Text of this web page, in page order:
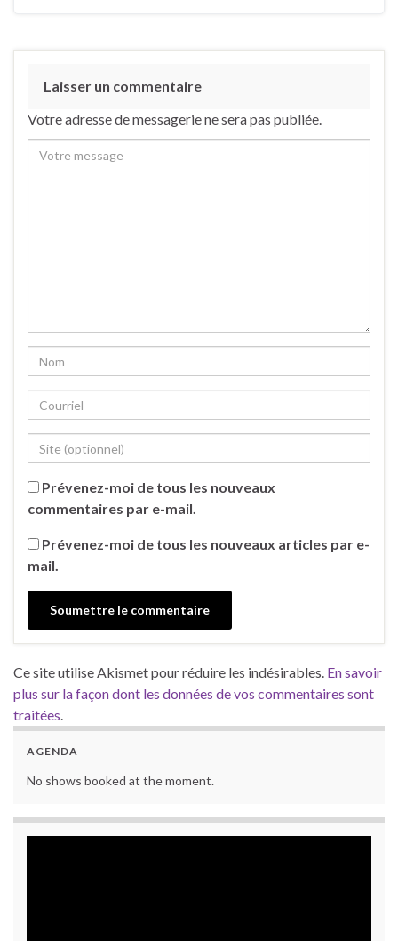
Laisser un commentaire
Votre adresse de messagerie ne sera pas publiée.
Prévenez-moi de tous les nouveaux
commentaires par e-mail.
Prévenez-moi de tous les nouveaux articles par e-
mail.
Ce site utilise Akismet pour réduire les indésirables. En savoir
plus sur la façon dont les données de vos commentaires sont
traitées.
AGENDA
No shows booked at the moment.